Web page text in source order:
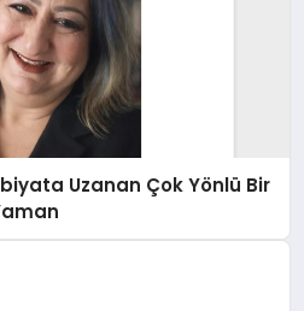
Uzanan Çok Yönlü Bir